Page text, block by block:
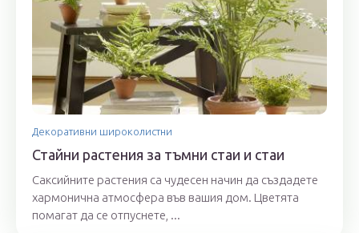
Декоративни широколистни
Стайни растения за тъмни стаи и стаи
Саксийните растения са чудесен начин да създадете
хармонична атмосфера във вашия дом. Цветята
помагат да се отпуснете, ...